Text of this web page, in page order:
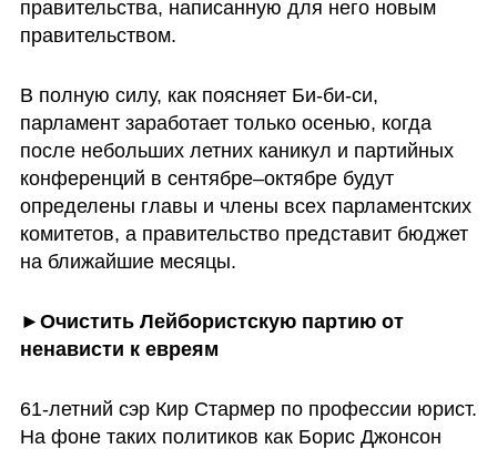
правительства, написанную для него новым
правительством.
В полную силу, как поясняет Би-би-си,
парламент заработает только осенью, когда
после небольших летних каникул и партийных
конференций в сентябре–октябре будут
определены главы и члены всех парламентских
комитетов, а правительство представит бюджет
на ближайшие месяцы.
►Очистить Лейбористскую партию от
ненависти к евреям
61-летний сэр Кир Стармер по профессии юрист.
На фоне таких политиков как Борис Джонсон